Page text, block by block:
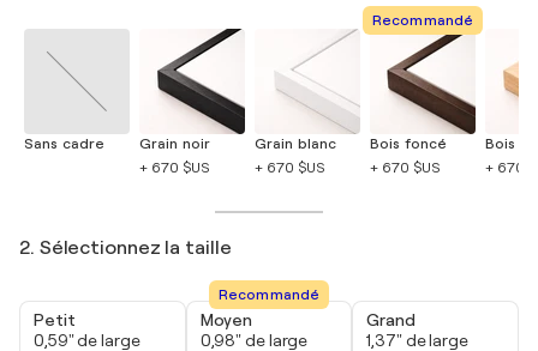
Sans cadre
Grain noir
+ 670 $US
Grain blanc
+ 670 $US
Recommandé
Bois foncé
+ 670 $US
Bois
+ 670
2. Sélectionnez la taille
Petit
0,59" de large
Recommandé
Moyen
0,98" de large
Grand
1,37" de large